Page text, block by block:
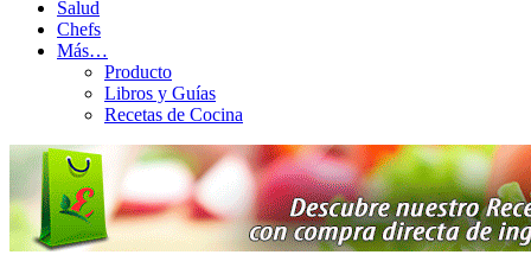
Salud
Chefs
Más…
Producto
Libros y Guías
Recetas de Cocina